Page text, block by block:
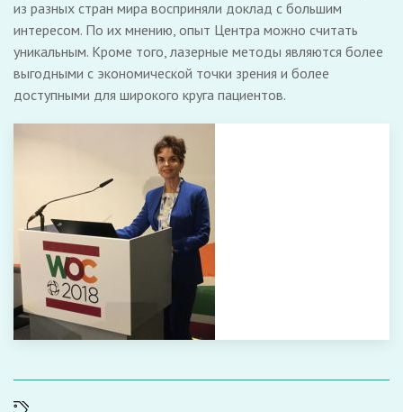
из разных стран мира восприняли доклад с большим
интересом. По их мнению, опыт Центра можно считать
уникальным. Кроме того, лазерные методы являются более
выгодными с экономической точки зрения и более
доступными для широкого круга пациентов.